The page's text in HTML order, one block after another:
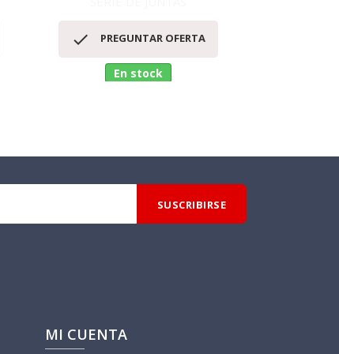
Vista rápida
 PREGUNTAR OFERTA
En stock
MI CUENTA